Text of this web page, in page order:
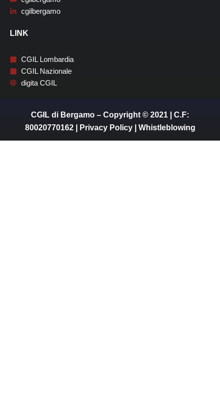
cgilbergamo
LINK
CGIL Lombardia
CGIL Nazionale
digita CGIL
CGIL di Bergamo – Copyright © 2021 | C.F:
80020770162 |
Privacy Policy| Whistleblowing